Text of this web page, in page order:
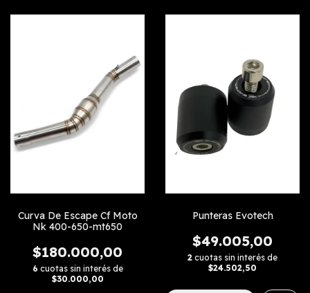
Curva De Escape Cf Moto
Nk 400-650-mt650
$180.000,00
6 cuotas sin interés de
$30.000,00
Punteras Evotech
$49.005,00
2 cuotas sin interés de
$24.502,50